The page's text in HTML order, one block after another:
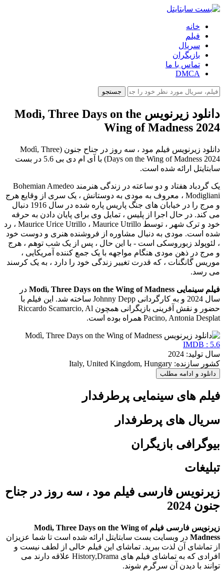
خانه
فیلم
سریال
بازیگران
تماس با ما
DMCA
جستجو
دانلود زیرنویس Modì, Three Days on the
Wing of Madness 2024
دانلود زیرنویس فیلم مود ، سه روز در جناح جنون (Modì, Three
Days on the Wing of Madness 2024) با آی ام دی بی 5.6 در بست
سابتایتل ارائه شده است.
یک گردباد هفتاد و دو ساعته در زندگی هنرمند Bohemian Amedeo
Modigliani ، معروف به مودی به دوستانش ، یک سری از وقایع هرج
و مرج را در خیابان های جنگ پاریس پاره شده در سال 1916 دنبال
می کند. در حال اجرا از پلیس ، تمایل وی برای پایان دادن به حرفه
خود و ترک شهر ، توسط Maurice Urice Utrillo ، Maurice Utrillo ، رد
شده است. مودی به دنبال مشاوره از فروشنده هنری و دوست خود
، لئوپولد زبوروسکی است - با این حال ، پس از یک شب توهم ، هرج
و مرج در ذهن مودی هنگام مواجهه با یک جمع کننده آمریکایی ،
موریس گانگنات ، که قدرت تغییر زندگی خود را دارد ، به یک کرسند
می رسد.
فیلم سینمایی Modì, Three Days on the Wing of Madness
در
سال 2024 و به کارگردانی Johnny Depp ساخته شد. این فیلم با
حضور و نقش آفرینی بازیگرانی همچون Riccardo Scamarcio, Al
Pacino, Antonia Desplat همراه بوده است.
IMDB : 5.6
سال تولید: 2024
کشور سازنده: Italy, United Kingdom, Hungary
دانلود و ادامه مطلب
فیلم های سینمایی پرطرفدار
سریال های پرطرفدار
بیوگرافی بازیگران
تبلیغات
زیرنویس فارسی فیلم مود ، سه روز در جناح
جنون 2024
زیرنویس فارسی فیلم Modì, Three Days on the Wing of
Madness در وبسایت بست سابتایتل ارائه شده است تا شما عزیزان
از تماشای آن لذت ببرید. تماشای این فیلم خالی از لطف نیست و
افرادی که به تماشای فیلم های History,Drama علاقه دارند می
توانند با دیدن آن سرگرم شوند.